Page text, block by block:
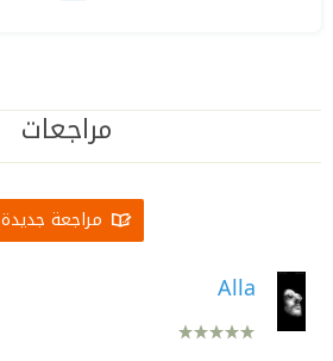
مراجعات
مراجعة جديدة
Alla